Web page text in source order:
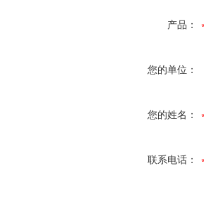
产品：
您的单位：
您的姓名：
联系电话：